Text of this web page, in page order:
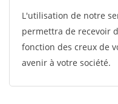
L'utilisation de notre
permettra de recevoir
fonction des creux de
avenir à votre société.